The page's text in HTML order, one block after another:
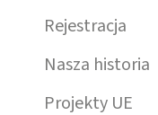
Rejestracja
Nasza historia
Projekty UE